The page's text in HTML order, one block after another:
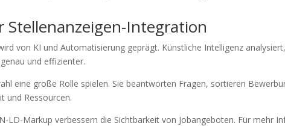
Integration
von KI und Automatisierung geprägt. Künstliche Intelligenz analysiert,
und effizienter.
eine große Rolle spielen. Sie beantworten Fragen, sortieren
und Ressourcen.
LD-Markup verbessern die Sichtbarkeit von Jobangeboten. Für mehr